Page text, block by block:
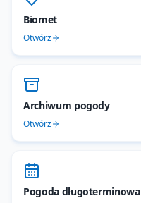
Biomet
Otwórz
Archiwum pogody
Otwórz
Pogoda długoterminowa